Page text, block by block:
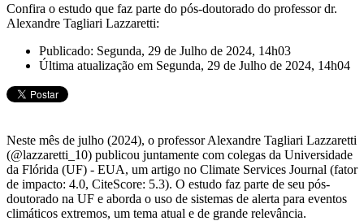
Confira o estudo que faz parte do pós-doutorado do professor dr.
Alexandre Tagliari Lazzaretti:
Publicado: Segunda, 29 de Julho de 2024, 14h03
Última atualização em Segunda, 29 de Julho de 2024, 14h04
Neste mês de julho (2024), o professor Alexandre Tagliari Lazzaretti
(@lazzaretti_10) publicou juntamente com colegas da Universidade
da Flórida (UF) - EUA, um artigo no Climate Services Journal (fator
de impacto: 4.0, CiteScore: 5.3). O estudo faz parte de seu pós-
doutorado na UF e aborda o uso de sistemas de alerta para eventos
climáticos extremos, um tema atual e de grande relevância.